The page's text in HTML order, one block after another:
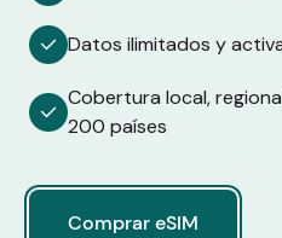
Datos ilimitados y
Cobertura local,
200 países
Comprar eSIM